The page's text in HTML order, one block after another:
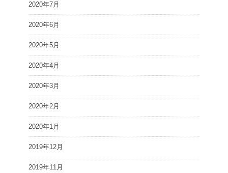
2020年7月
2020年6月
2020年5月
2020年4月
2020年3月
2020年2月
2020年1月
2019年12月
2019年11月